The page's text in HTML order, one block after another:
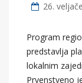
26.
Program
predstavlja
lokalnim
Prvenstveno